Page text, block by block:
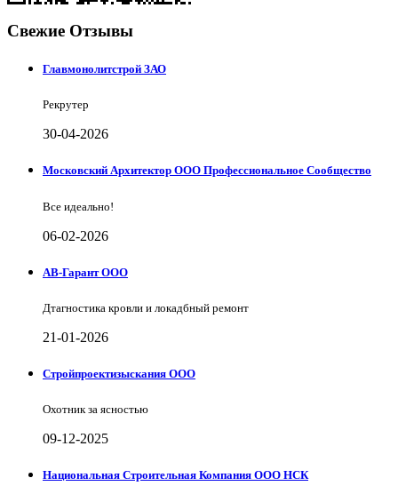
Свежие Отзывы
Главмонолитстрой ЗАО
Рекрутер
30-04-2026
Московский Архитектор ООО Профессиональное Сообщество
Все идеально!
06-02-2026
АВ-Гарант ООО
Дтагностика кровли и локадбный ремонт
21-01-2026
Стройпроектизыскания ООО
Охотник за ясностью
09-12-2025
Национальная Строительная Компания ООО НСК